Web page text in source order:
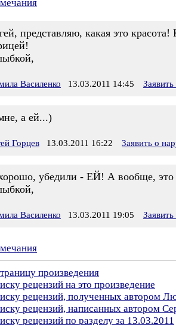
представляю, какая это
Василенко 13.03.2011 14:45
а ей...)
Горцев 13.03.2011 16:22 Заявить о
убедили - ЕЙ! А вообще, это
Василенко 13.03.2011 19:05
произведения
рецензий на это произведение
рецензий, полученных автором
рецензий, написанных автором
рецензий по разделу за 13.03.2011